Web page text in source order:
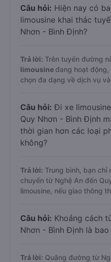
Câu hỏi: Hiện nay có
limousine khai thác
Nhơn - Bình Định?
Trả lời: Trên tuyến đường
limousine đang hoạt động,
chọn đa dạng về dịch vụ
Câu hỏi: Đi xe
Quy Nhơn - Bình Định
thời gian hơn các loại
không?
Trả lời: Trung bình, bạn chỉ
chuyển từ Nghệ An đến
limousine, nếu giao thông
Câu hỏi: Khoảng cách
Nhơn - Bình Định là bao
Trả lời: Quãng đường từ